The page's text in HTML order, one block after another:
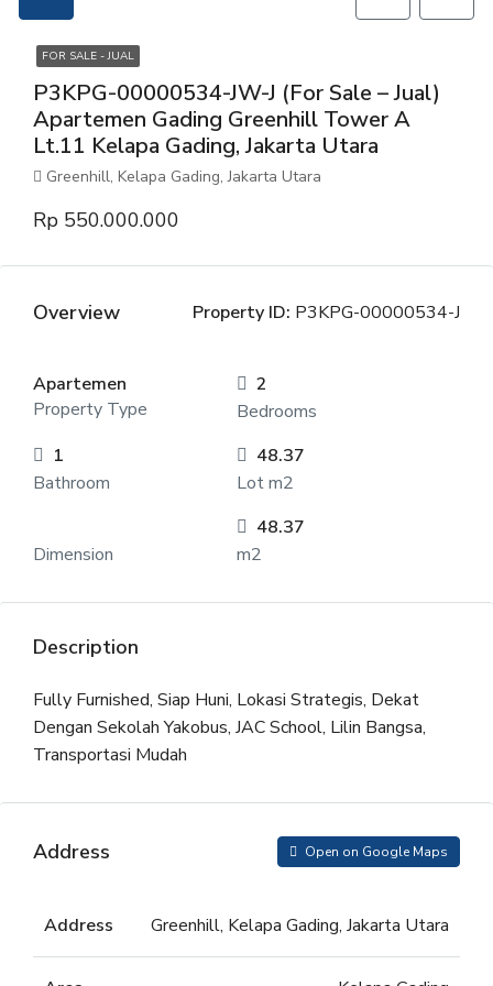
FOR SALE - JUAL
P3KPG-00000534-JW-J (For Sale – Jual)
Apartemen Gading Greenhill Tower A
Lt.11 Kelapa Gading, Jakarta Utara
Greenhill, Kelapa Gading, Jakarta Utara
Rp 550.000.000
Overview Property ID: P3KPG-00000534-J
Apartemen
Property Type
2
Bedrooms
1
Bathroom
48.37
Lot m2
Dimension
48.37
m2
Description
Fully Furnished, Siap Huni, Lokasi Strategis, Dekat
Dengan Sekolah Yakobus, JAC School, Lilin Bangsa,
Transportasi Mudah
Address Open on Google Maps
Address Greenhill, Kelapa Gading, Jakarta Utara